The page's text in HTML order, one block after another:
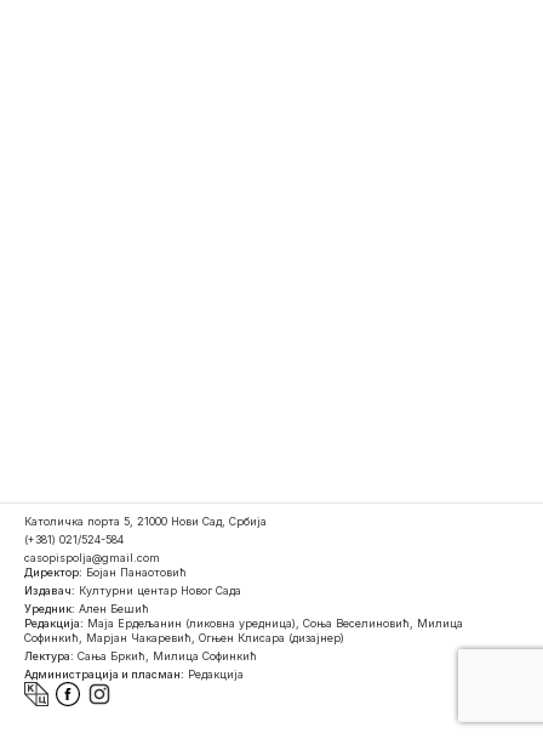
Католичка порта 5, 21000 Нови Сад, Србија
(+381) 021/524-584
casopispolja@gmail.com
Директор: Бојан Панаотовић
Издавач: Културни центар Новог Сада
Уредник: Ален Бешић
Редакција: Маја Ердељанин (ликовна уредница), Соња Веселиновић, Милица
Софинкић, Марјан Чакаревић, Огњен Клисара (дизајнер)
Лектура: Сања Бркић, Милица Софинкић
Администрација и пласман: Редакција